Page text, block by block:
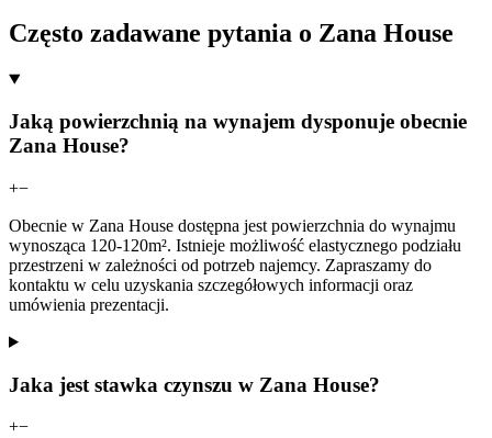
Często zadawane pytania o Zana House
Jaką powierzchnią na wynajem dysponuje obecnie
Zana House?
+−
Obecnie w Zana House dostępna jest powierzchnia do wynajmu
wynosząca 120-120m². Istnieje możliwość elastycznego podziału
przestrzeni w zależności od potrzeb najemcy. Zapraszamy do
kontaktu w celu uzyskania szczegółowych informacji oraz
umówienia prezentacji.
Jaka jest stawka czynszu w Zana House?
+−